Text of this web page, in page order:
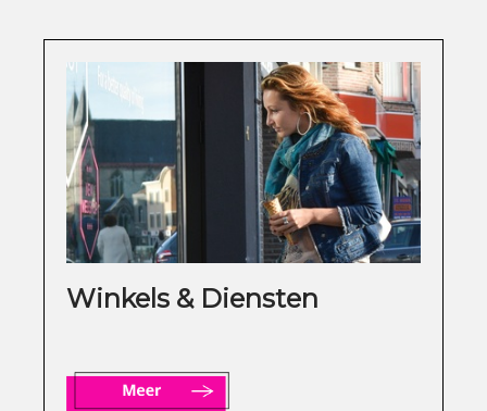
Winkels & Diensten